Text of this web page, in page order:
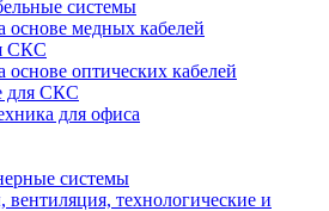
системы
медных кабелей
СКС
оптических кабелей
для СКС
для офиса
системы
технологические и